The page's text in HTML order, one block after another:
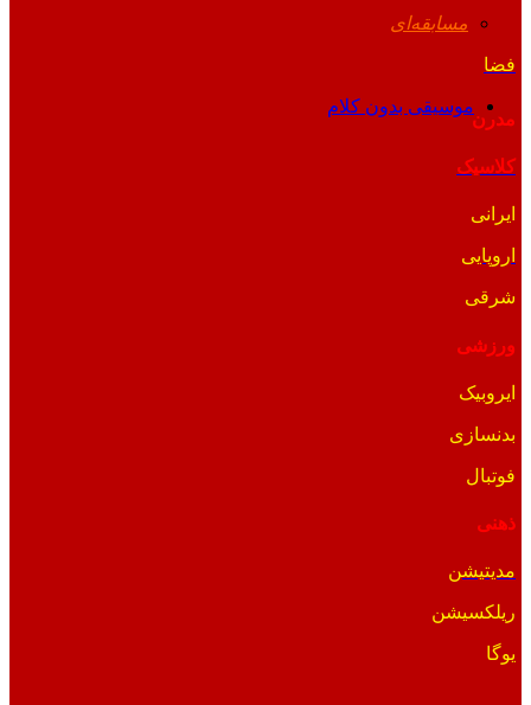
مسابقه‌ای
فضا
موسیقی بدون کلام
مدرن
کلاسیک
ایرانی
اروپایی
شرقی
ورزشی
ایروبیک
بدنسازی
فوتبال
ذهنی
مدیتیشن
ریلکسیشن
یوگا